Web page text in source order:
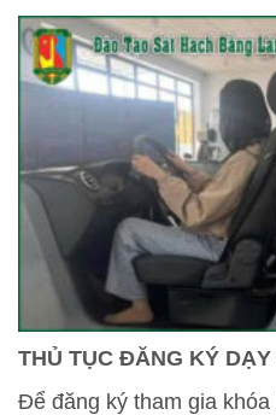
THỦ TỤC ĐĂNG KÝ
Để đăng ký tham gia